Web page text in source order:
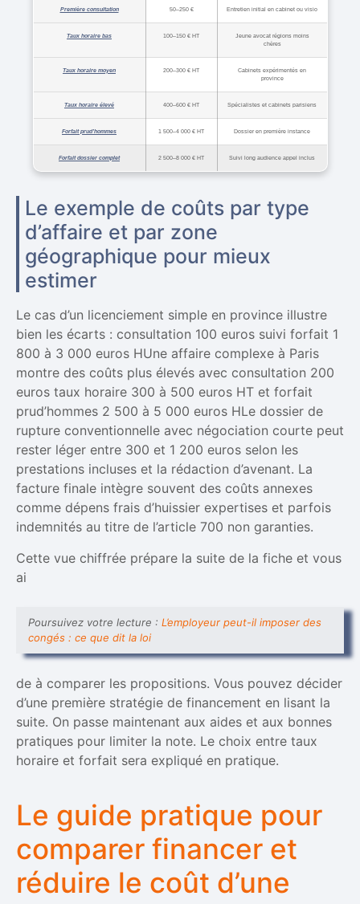
Première consultation 50–250 € Entretien initial en cabinet ou visio
Taux horaire bas 100–150 € HT
Jeune avocat régions moins
chères
Taux horaire moyen 200–300 € HT
Cabinets expérimentés en
province
Taux horaire élevé 400–600 € HT Spécialistes et cabinets parisiens
Forfait prud’hommes 1 500–4 000 € HT Dossier en première instance
Forfait dossier complet 2 500–8 000 € HT Suivi long audience appel inclus
Le exemple de coûts par type
d’affaire et par zone
géographique pour mieux
estimer
Le cas d’un licenciement simple en province illustre
bien les écarts : consultation 100 euros suivi forfait 1
800 à 3 000 euros HUne affaire complexe à Paris
montre des coûts plus élevés avec consultation 200
euros taux horaire 300 à 500 euros HT et forfait
prud’hommes 2 500 à 5 000 euros HLe dossier de
rupture conventionnelle avec négociation courte peut
rester léger entre 300 et 1 200 euros selon les
prestations incluses et la rédaction d’avenant. La
facture finale intègre souvent des coûts annexes
comme dépens frais d’huissier expertises et parfois
indemnités au titre de l’article 700 non garanties.
Cette vue chiffrée prépare la suite de la fiche et vous
ai
Poursuivez votre lecture : L’employeur peut-il imposer des
congés : ce que dit la loi
de à comparer les propositions. Vous pouvez décider
d’une première stratégie de financement en lisant la
suite. On passe maintenant aux aides et aux bonnes
pratiques pour limiter la note. Le choix entre taux
horaire et forfait sera expliqué en pratique.
Le guide pratique pour
comparer financer et
réduire le coût d’une